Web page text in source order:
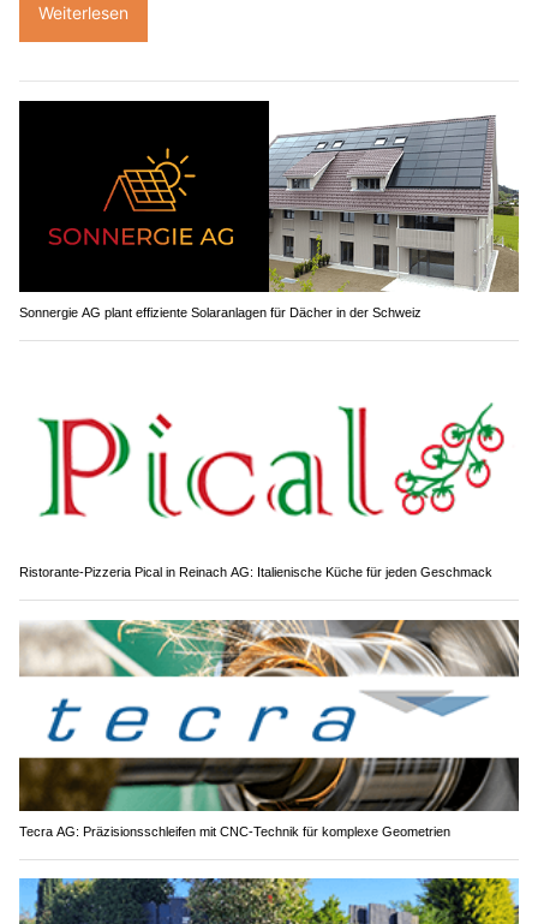
Weiterlesen
Sonnergie AG plant effiziente Solaranlagen für Dächer in der Schweiz
Ristorante-Pizzeria Pical in Reinach AG: Italienische Küche für jeden Geschmack
Tecra AG: Präzisionsschleifen mit CNC-Technik für komplexe Geometrien